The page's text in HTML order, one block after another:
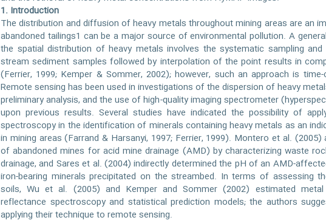
1. Introduction
The distribution and diffusion of heavy metals throughout mining areas are an
abandoned tailings1 can be a major source of environmental pollution. A
the spatial distribution of heavy metals involves the systematic sampling
stream sediment samples followed by interpolation of the point results in
(Ferrier, 1999; Kemper & Sommer, 2002); however, such an approach is
Remote sensing has been used in investigations of the dispersion of heavy
preliminary analysis, and the use of high-quality imaging spectrometer
upon previous results. Several studies have indicated the possibility of
spectroscopy in the identification of minerals containing heavy metals as an
in mining areas (Farrand & Harsanyi, 1997; Ferrier, 1999). Montero et al.
of abandoned mines for acid mine drainage (AMD) by characterizing waste
drainage, and Sares et al. (2004) indirectly determined the pH of an AMD-
iron-bearing minerals precipitated on the streambed. In terms of assessing
soils, Wu et al. (2005) and Kemper and Sommer (2002) estimated metal
reflectance spectroscopy and statistical prediction models; the authors
applying their technique to remote sensing.